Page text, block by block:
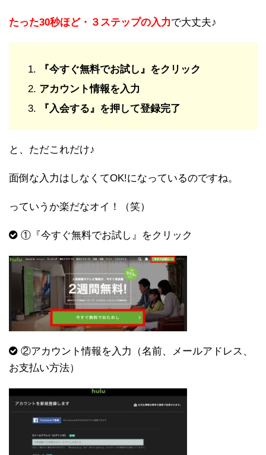
たった30秒ほど・３ステップの入力で大丈夫♪
『今すぐ無料でお試し』をクリック
アカウント情報を入力
『入会する』を押して登録完了
と、ただこれだけ♪
面倒な入力はしなくてOK!になっているのですね。
っていうか楽だなオイ！（笑）
①『今すぐ無料でお試し』をクリック
②アカウント情報を入力（名前、メールアドレス、
お支払い方法）